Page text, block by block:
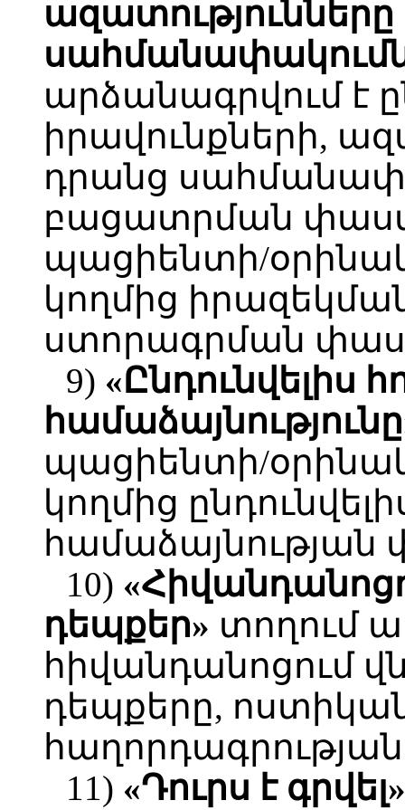
արձանագրվում է
իրավունքների,
դրանց
բացատրման
պացիենտի/
կողմից
ստորագրման
9) «Ընդունվելիս
պացիենտի/
կողմից
10)
դեպքեր» տողում
հիվանդանոցում
դեպքերը,
11) «Դուրս է գրվել»